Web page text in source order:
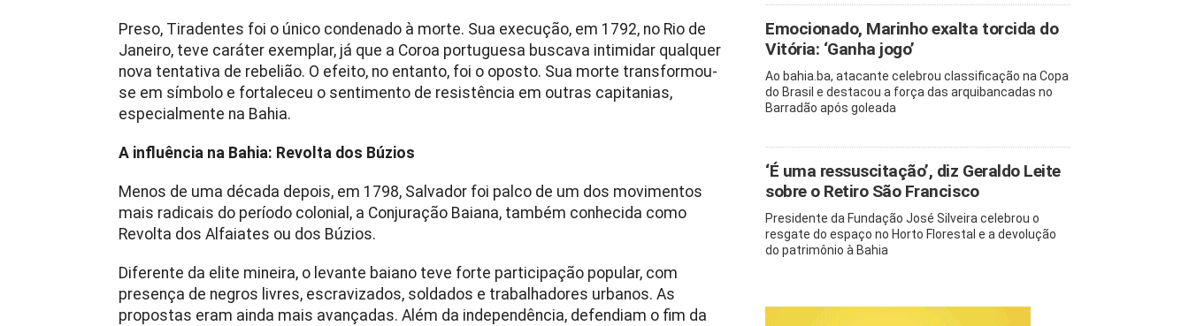
Preso, Tiradentes foi o único condenado à morte. Sua execução, em 1792, no Rio de
Janeiro, teve caráter exemplar, já que a Coroa portuguesa buscava intimidar qualquer
nova tentativa de rebelião. O efeito, no entanto, foi o oposto. Sua morte transformou-
se em símbolo e fortaleceu o sentimento de resistência em outras capitanias,
especialmente na Bahia.
A influência na Bahia: Revolta dos Búzios
Menos de uma década depois, em 1798, Salvador foi palco de um dos movimentos
mais radicais do período colonial, a Conjuração Baiana, também conhecida como
Revolta dos Alfaiates ou dos Búzios.
Diferente da elite mineira, o levante baiano teve forte participação popular, com
presença de negros livres, escravizados, soldados e trabalhadores urbanos. As
propostas eram ainda mais avançadas. Além da independência, defendiam o fim da
Emocionado, Marinho exalta torcida do
Vitória: ‘Ganha jogo’
Ao bahia.ba, atacante celebrou classificação na Copa
do Brasil e destacou a força das arquibancadas no
Barradão após goleada
‘É uma ressuscitação’, diz Geraldo Leite
sobre o Retiro São Francisco
Presidente da Fundação José Silveira celebrou o
resgate do espaço no Horto Florestal e a devolução
do patrimônio à Bahia